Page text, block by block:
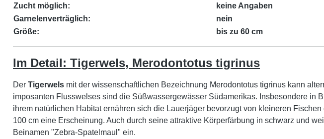
Zucht möglich:
keine Angaben
Garnelenverträglich:
nein
Größe:
bis zu 60 cm
Im Detail: Tigerwels, Merodontotus tigrinus
Der Tigerwels mit der wissenschaftlichen Bezeichnung Merodontotus tigrinus kann
imposanten Flusswelses sind die Süßwassergewässer Südamerikas. Insbesondere in
ihrem natürlichen Habitat ernähren sich die Lauerjäger bevorzugt von kleineren
100 cm eine Erscheinung. Auch durch seine attraktive Körperfärbung in schwarz und
Beinamen "Zebra-Spatelmaul" ein.